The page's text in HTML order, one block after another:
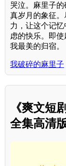
哭泣。麻里子
真岁月的象征
力，让这个记
虑的快乐。即
我最美的归宿。
我破碎的麻里子
《爽文短
全集高清版